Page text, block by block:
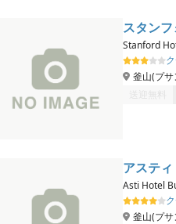
スタン
Stanford
釜山(プサ
送迎無料
アステ
Asti Hotel
釜山(プサ